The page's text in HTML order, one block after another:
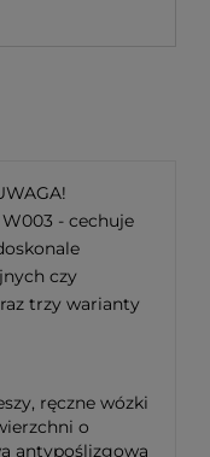
W003 - cechuje
czy
trzy warianty
ręczne wózki
o
antypoślizgowa